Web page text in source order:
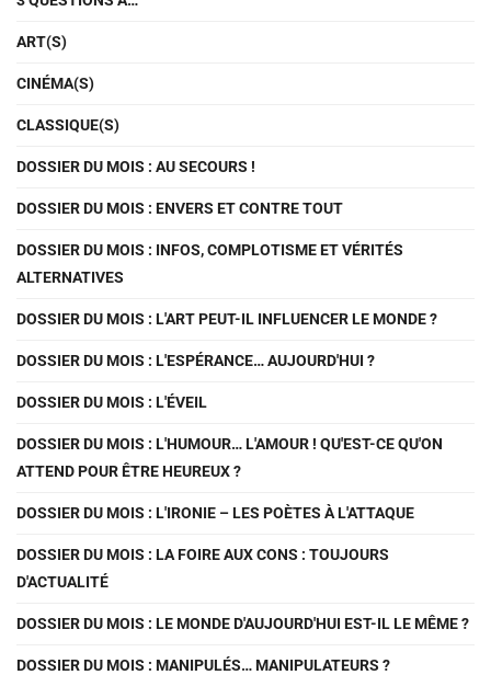
ART(S)
CINÉMA(S)
CLASSIQUE(S)
DOSSIER DU MOIS : AU SECOURS !
DOSSIER DU MOIS : ENVERS ET CONTRE TOUT
DOSSIER DU MOIS : INFOS, COMPLOTISME ET VÉRITÉS
ALTERNATIVES
DOSSIER DU MOIS : L'ART PEUT-IL INFLUENCER LE MONDE ?
DOSSIER DU MOIS : L'ESPÉRANCE… AUJOURD'HUI ?
DOSSIER DU MOIS : L'ÉVEIL
DOSSIER DU MOIS : L'HUMOUR… L'AMOUR ! QU'EST-CE QU'ON
ATTEND POUR ÊTRE HEUREUX ?
DOSSIER DU MOIS : L'IRONIE – LES POÈTES À L'ATTAQUE
DOSSIER DU MOIS : LA FOIRE AUX CONS : TOUJOURS
D'ACTUALITÉ
DOSSIER DU MOIS : LE MONDE D'AUJOURD'HUI EST-IL LE MÊME ?
DOSSIER DU MOIS : MANIPULÉS… MANIPULATEURS ?